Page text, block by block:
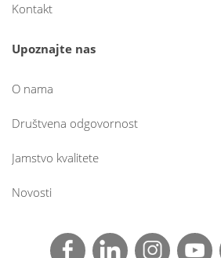
Kontakt
Upoznajte nas
O nama
Društvena odgovornost
Jamstvo kvalitete
Novosti